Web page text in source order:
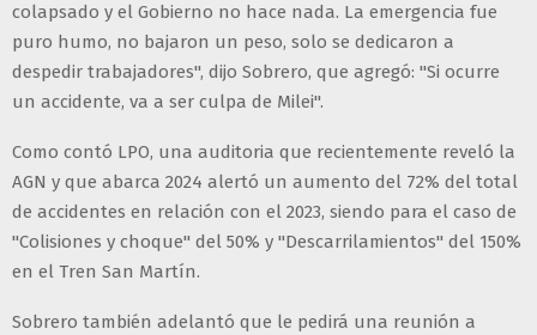
colapsado y el Gobierno no hace nada. La emergencia fue
puro humo, no bajaron un peso, solo se dedicaron a
despedir trabajadores", dijo Sobrero, que agregó: "Si ocurre
un accidente, va a ser culpa de Milei".
Como contó LPO, una auditoria que recientemente reveló la
AGN y que abarca 2024 alertó un aumento del 72% del total
de accidentes en relación con el 2023, siendo para el caso de
"Colisiones y choque" del 50% y "Descarrilamientos" del 150%
en el Tren San Martín.
Sobrero también adelantó que le pedirá una reunión a